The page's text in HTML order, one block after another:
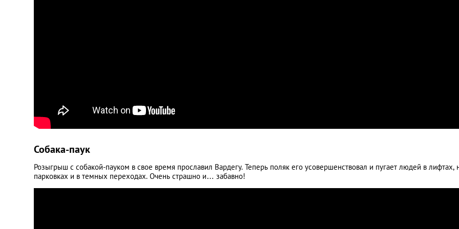
Собака-паук
Розыгрыш с собакой-пауком в свое время прославил Вардегу. Теперь поляк его усовершенствовал и пугает людей в лифтах,
парковках и в темных переходах. Очень страшно и… забавно!